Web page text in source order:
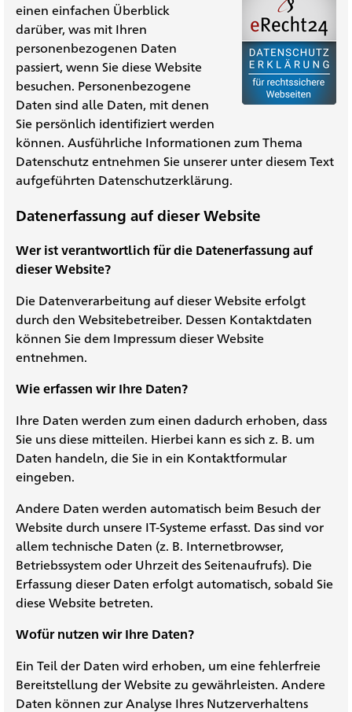
einen einfachen Überblick
darüber, was mit Ihren
personenbezogenen Daten
passiert, wenn Sie diese Website
besuchen. Personenbezogene
Daten sind alle Daten, mit denen
Sie persönlich identifiziert werden
können. Ausführliche Informationen zum Thema
Datenschutz entnehmen Sie unserer unter diesem Text
aufgeführten Datenschutzerklärung.
Datenerfassung auf dieser Website
Wer ist verantwortlich für die Datenerfassung auf
dieser Website?
Die Datenverarbeitung auf dieser Website erfolgt
durch den Websitebetreiber. Dessen Kontaktdaten
können Sie dem Impressum dieser Website
entnehmen.
Wie erfassen wir Ihre Daten?
Ihre Daten werden zum einen dadurch erhoben, dass
Sie uns diese mitteilen. Hierbei kann es sich z. B. um
Daten handeln, die Sie in ein Kontaktformular
eingeben.
Andere Daten werden automatisch beim Besuch der
Website durch unsere IT-Systeme erfasst. Das sind vor
allem technische Daten (z. B. Internetbrowser,
Betriebssystem oder Uhrzeit des Seitenaufrufs). Die
Erfassung dieser Daten erfolgt automatisch, sobald Sie
diese Website betreten.
Wofür nutzen wir Ihre Daten?
Ein Teil der Daten wird erhoben, um eine fehlerfreie
Bereitstellung der Website zu gewährleisten. Andere
Daten können zur Analyse Ihres Nutzerverhaltens